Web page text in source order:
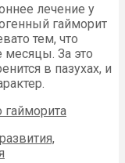
лечение у
гайморит
тем, что
месяцы. За это
в пазухах, и